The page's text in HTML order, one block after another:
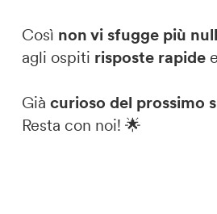
Così non vi sfugge più
agli ospiti risposte rapidee
Già curioso del prossimo
Resta con noi! 🌟